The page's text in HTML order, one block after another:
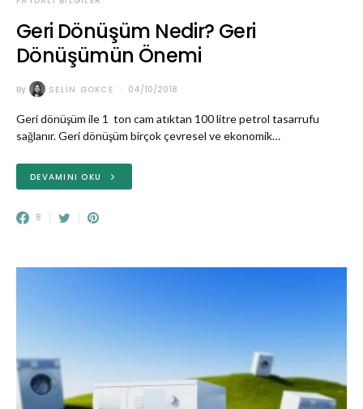
Geri Dönüşüm Nedir? Geri
Dönüşümün Önemi
By SELIN GOKCE 04/10/2018
Geri dönüşüm ile 1 ton cam atıktan 100 litre petrol tasarrufu
sağlanır. Geri dönüşüm birçok çevresel ve ekonomik…
DEVAMINI OKU
8